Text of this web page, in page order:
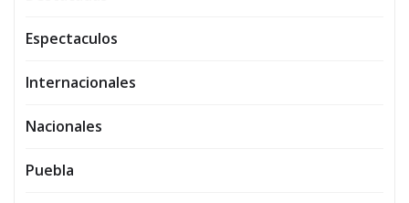
Espectaculos
Internacionales
Nacionales
Puebla